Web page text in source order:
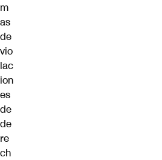
m
as
de
vio
lac
ion
es
de
de
re
ch